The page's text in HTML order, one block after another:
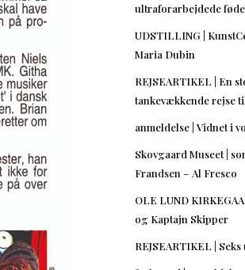
ultraforarbejdede
UDSTILLING |
Maria Dubin
REJSEARTIKEL | En
tankevækkende rejse
anmeldelse | Vidnet i
Skovgaard Museet |
Frandsen – Al Fresco
OLE LUND
og Kaptajn Skipper
REJSEARTIKEL |